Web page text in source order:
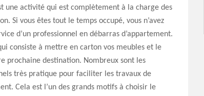
une activité qui est complètement à la charge des
Si vous êtes tout le temps occupé, vous n’avez
d’un professionnel en débarras d’appartement.
consiste à mettre en carton vos meubles et le
prochaine destination. Nombreux sont les
très pratique pour faciliter les travaux de
Cela est l’un des grands motifs à choisir le